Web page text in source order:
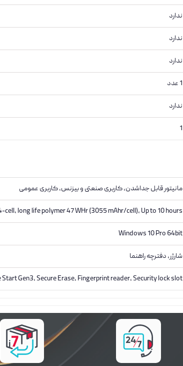
ندارد
ندارد
ندارد
1 عدد
ندارد
1
مانیتور قابل جداشدن, کاربری صنعتی و بیزنس, کاربری عمومی
cell, long life polymer 47 WHr (3055 mAhr/cell), Up to 10 hours
Windows 10 Pro 64bit
شارژر، دفترچه راهنما
Start Gen3, Secure Erase, Fingerprint reader, Security lock slot